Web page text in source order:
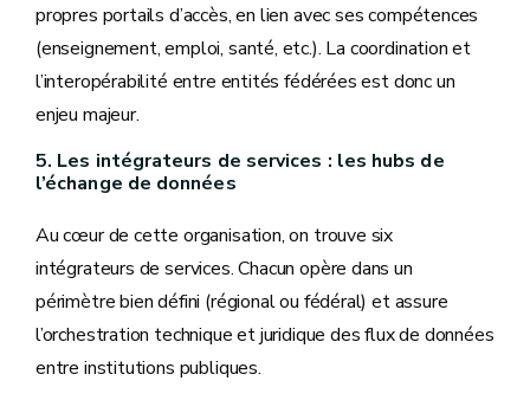
propres portails d’accès, en lien avec ses compétences
(enseignement, emploi, santé, etc.). La coordination et
l’interopérabilité entre entités fédérées est donc un
enjeu majeur.
5. Les intégrateurs de services : les hubs de
l’échange de données
Au cœur de cette organisation, on trouve six
intégrateurs de services. Chacun opère dans un
périmètre bien défini (régional ou fédéral) et assure
l’orchestration technique et juridique des flux de données
entre institutions publiques.